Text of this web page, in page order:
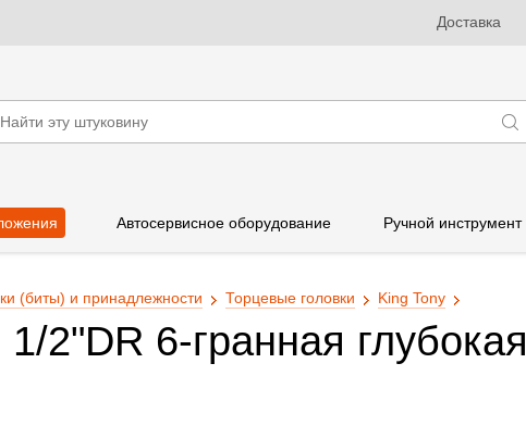
Доставка
Автосервисное оборудование Ручной инструмент
(биты) и принадлежности Торцевые головки King Tony
2"DR 6-гранная глубокая